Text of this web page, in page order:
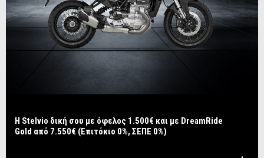
Η Stelvio δική σου με όφελος 1.500€ και με DreamRide
Gold από 7.550€ (Επιτόκιο 0%, ΣΕΠΕ 0%)